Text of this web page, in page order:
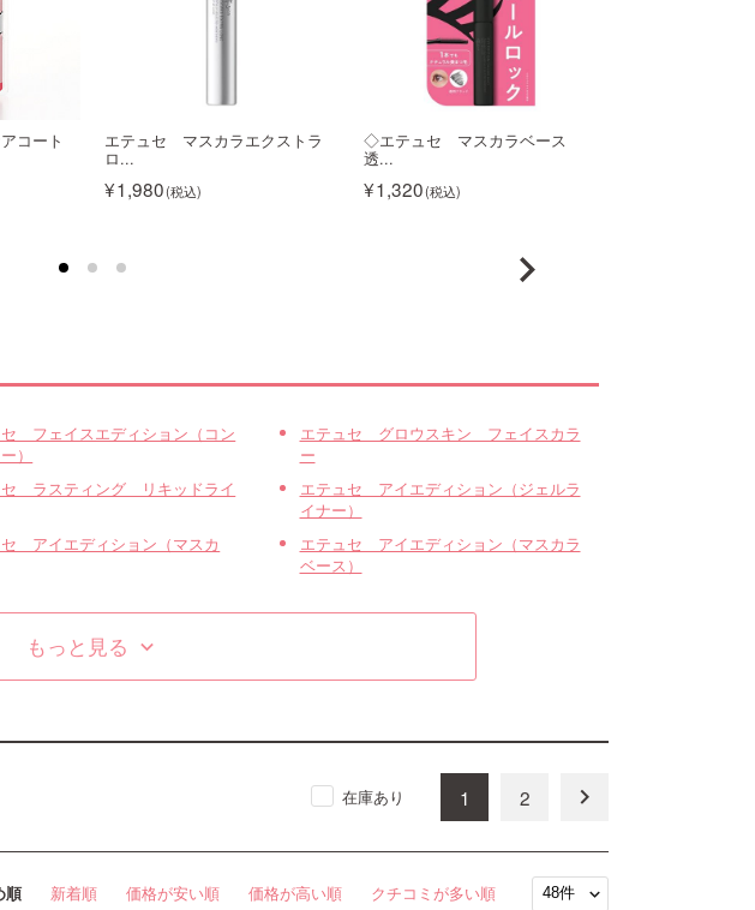
コート
エテュセ マスカラエクストラ
ロ...
1,980
◇エテュセ マスカラベース
透...
1,320
フェイスエディション（コン
）
エテュセ グロウスキン フェイスカラ
ー
セ ラスティング リキッドライ
エテュセ アイエディション（ジェルラ
イナー）
アイエディション（マスカ
エテュセ アイエディション（マスカラ
ベース）
もっと見る keyboard_arrow_down
1 2 keyboard_arrow_right
在庫あり
順 新着順 価格が安い順 価格が高い順 クチコミが多い順